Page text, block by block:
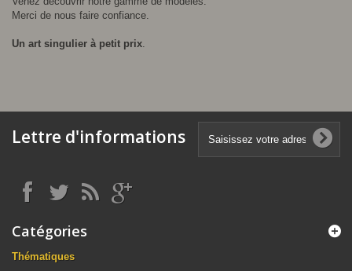
Merci de nous faire confiance.
Un art singulier à petit prix
Lettre d'informations
Catégories
Thématiques